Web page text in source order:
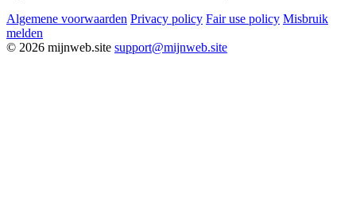
Algemene voorwaarden Privacy policy Fair use policy Misbruik
melden
© 2026 mijnweb.site support@mijnweb.site